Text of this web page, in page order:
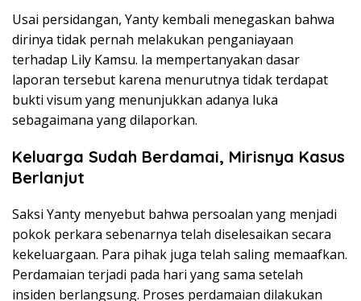
Usai persidangan, Yanty kembali menegaskan bahwa
dirinya tidak pernah melakukan penganiayaan
terhadap Lily Kamsu. Ia mempertanyakan dasar
laporan tersebut karena menurutnya tidak terdapat
bukti visum yang menunjukkan adanya luka
sebagaimana yang dilaporkan.
Keluarga Sudah Berdamai, Mirisnya Kasus
Berlanjut
Saksi Yanty menyebut bahwa persoalan yang menjadi
pokok perkara sebenarnya telah diselesaikan secara
kekeluargaan. Para pihak juga telah saling memaafkan.
Perdamaian terjadi pada hari yang sama setelah
insiden berlangsung. Proses perdamaian dilakukan